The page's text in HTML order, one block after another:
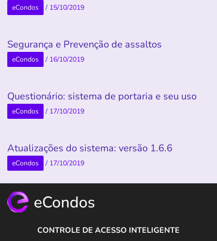
eCondos / 15/10/2019
Segurança e Prevenção de assaltos
eCondos / 16/10/2019
Questionário: sistema de portaria e seu uso
eCondos / 17/10/2019
Atualizações do sistema: versão 1.6.6
eCondos / 17/10/2019
CONTROLE DE ACESSO INTELIGENTE